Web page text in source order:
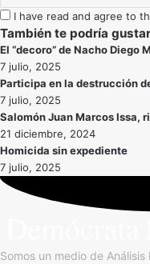
I have read and agree to
También te podría gustar
El “decoro” de Nacho Diego
7 julio, 2025
Participa en la destrucción
7 julio, 2025
Salomón Juan Marcos Issa,
21 diciembre, 2024
Homicida sin expediente
7 julio, 2025
Somos un medio de